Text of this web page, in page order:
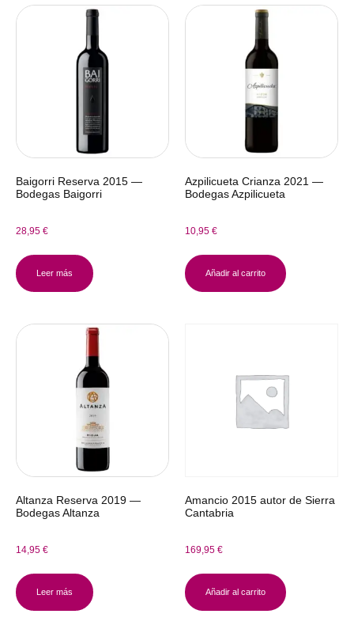
Baigorri Reserva 2015 —
Bodegas Baigorri
28,95 €
Leer más
Azpilicueta Crianza 2021 —
Bodegas Azpilicueta
10,95 €
Añadir al carrito
Altanza Reserva 2019 —
Bodegas Altanza
14,95 €
Leer más
Amancio 2015 autor de Sierra
Cantabria
169,95 €
Añadir al carrito